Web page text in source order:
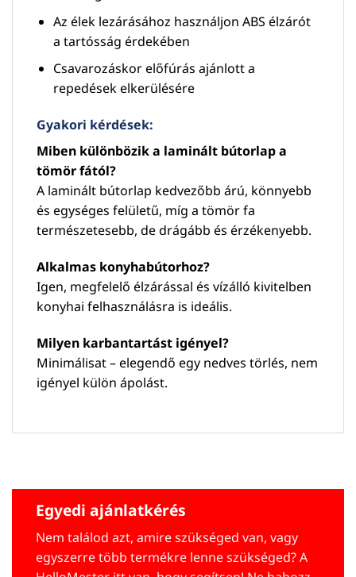
Az élek lezárásához használjon ABS élzárót
a tartósság érdekében
Csavarozáskor előfúrás ajánlott a
repedések elkerülésére
Gyakori kérdések:
Miben különbözik a laminált bútorlap a
tömör fától?
A laminált bútorlap kedvezőbb árú, könnyebb
és egységes felületű, míg a tömör fa
természetesebb, de drágább és érzékenyebb.
Alkalmas konyhabútorhoz?
Igen, megfelelő élzárással és vízálló kivitelben
konyhai felhasználásra is ideális.
Milyen karbantartást igényel?
Minimálisat – elegendő egy nedves törlés, nem
igényel külön ápolást.
Egyedi ajánlatkérés
Nem találod azt, amire szükséged van, vagy
egyszerre több termékre lenne szükséged? A